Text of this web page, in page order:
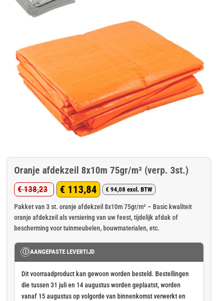
Oranje afdekzeil 8x10m 75gr/m² (verp. 3st.)
€138,23
Oorspronkelijke
prijs
was:
€ 138,23.
€ 113,84
Huidige
prijs
is:
€ 113,84.
€ 94,08 excl. BTW
Pakket van 3 st. oranje afdekzeil 8x10m 75gr/m² – Basic kwaliteit
oranje afdekzeil als versiering van uw feest, tijdelijk afdak of
bescherming voor tuinmeubelen, bouwmaterialen, etc.
Ⓘ AANGEPASTE LEVERTIJD
Dit voorraadproduct kan gewoon worden besteld. Bestellingen
die tussen 31 juli en 14 augustus worden geplaatst, worden
vanaf 15 augustus op volgorde van binnenkomst verwerkt en